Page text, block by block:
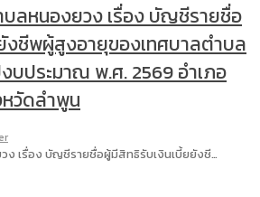
บลหนองยวง เรื่อง บัญชีรายชื่อ
งชีพผู้สูงอายุของเทศบาลตำบล
บประมาณ พ.ศ. 2569 อำเภอ
วัดลำพูน
ง เรื่อง บัญชีรายชื่อผู้มีสิทธิรับเงินเบี้ยยังชี…